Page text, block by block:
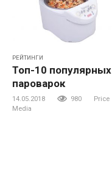
РЕЙТИНГИ
Топ-10 популярных
пароварок
14.05.2018 980
Price
Media